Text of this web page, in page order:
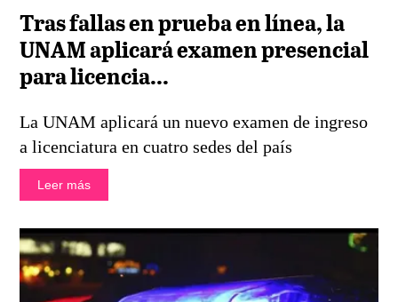
Tras fallas en prueba en línea, la
UNAM aplicará examen presencial
para licencia...
La UNAM aplicará un nuevo examen de ingreso
a licenciatura en cuatro sedes del país
Leer más